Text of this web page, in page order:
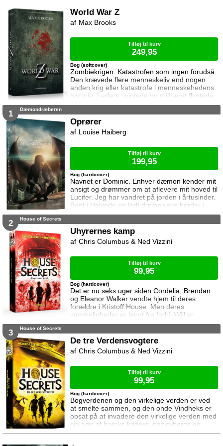
arrangeret ægteskab. En alliance der er
på kanten af den blodigste fejde nogensinde
World War Z
Zombiekrigen. Katastrofen som ingen forudså.
Den krævede flere menneskeliv end nogen
anden krig eller katastrofe i menneskehedens
historie. Ledere svigtede og militæret flygtede.
Folk blev sindssyge, begik selvmord eller
ligegyldigt, og medmenneskelighed blev
erstattet af overlevelse. Men fra det frygtelige
kaos rejste helte sig, og det er takket være
Bog (softcover)
Max Brooks
Tilføj til kurv
249,95
1 Dæmondræberen
Oprører
Navnet er Dominic. Enhver dæmon kender mit
ansigt og drømmer om at aflevere mit hoved til
Lucifer. Jeg har vandret på jorden i årtusinder.
Boet i Helvede og ledt dæmoniske horder i
krigen mod englene. Ikke ligefrem min
gjorde oprør – årsagen til at jeg i dag er hadet
af min egen race og lever skjult blandt
menneskene. Før blev jeg kaldt Dominic
Bog (hardcover)
Louise Haiberg
Tilføj til kurv
199,95
2 House of Secrets
Uhyrernes kamp
Det er nu seks uger siden Cordelia, Brendan
og Eleanor Walker vendte hjem til deres
forældre i Kristoff House. Men deres
vanskeligheder er langt fra forbi. Will er
forsvundet og far er næsten aldrig hjemme,
Brendan har svært ved at falde til på den nye
skole. Da Eleanor oven i købet bliver
kidnappet af Stormkongen, lyder startskuddet
Bog (hardcover)
Chris Columbus & Ned Vizzini
Tilføj til kurv
99,95
3 House of Secrets
De tre Verdensvogtere
Bogverdenen og den virkelige verden er ved
at smelte sammen, og den onde Vindheks er
opsat på at invadere den virkelige verden med
sin hær af barske krigere, nazicyborgs og
mange andre monstre. Cordelia, Brendan og
Bog (hardcover)
Chris Columbus & Ned Vizzini
Tilføj til kurv
99,95